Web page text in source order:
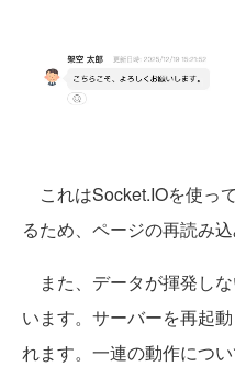
これはSocket.IOを使っ
るため、ページの再読み込
また、データが揮発し
います。サーバーを再起
れます。一連の動作につ